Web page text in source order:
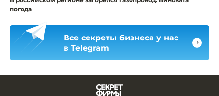
погода
Все секреты бизнеса у нас
в Telegram